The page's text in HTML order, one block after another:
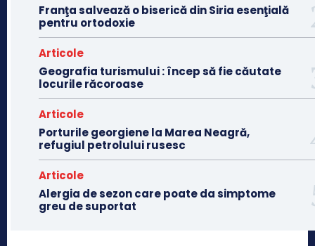
Franţa salvează o biserică din Siria esenţială
pentru ortodoxie
Articole
Geografia turismului : încep să fie căutate
locurile răcoroase
Articole
Porturile georgiene la Marea Neagră,
refugiul petrolului rusesc
Articole
Alergia de sezon care poate da simptome
greu de suportat